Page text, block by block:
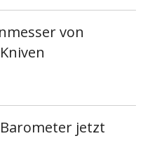
von
jetzt